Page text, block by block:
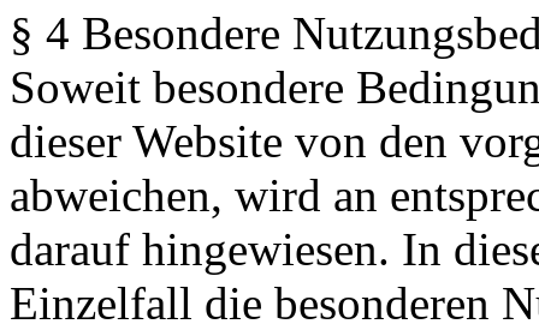
§ 4 Besondere
Soweit besondere
dieser Website von den
abweichen, wird an
darauf hingewiesen. In
Einzelfall die besonderen